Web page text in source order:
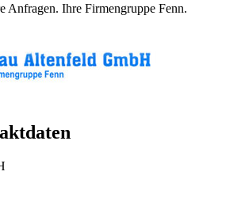
Anfragen. Ihre Firmengruppe Fenn.